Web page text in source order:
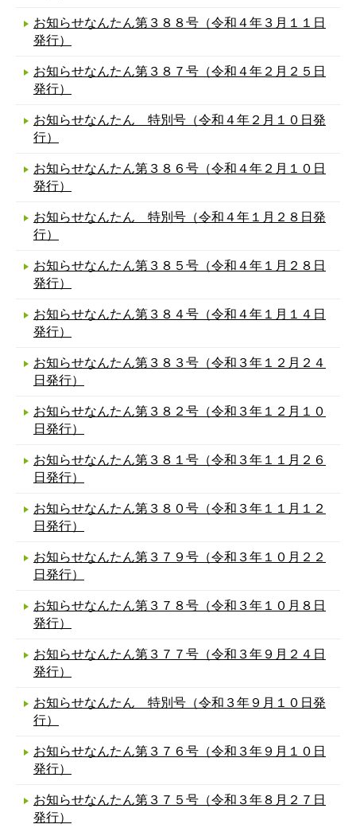
お知らせなんたん第３８８号（令和４年３月１１日
発行）
お知らせなんたん第３８７号（令和４年２月２５日
発行）
お知らせなんたん 特別号（令和４年２月１０日発
行）
お知らせなんたん第３８６号（令和４年２月１０日
発行）
お知らせなんたん 特別号（令和４年１月２８日発
行）
お知らせなんたん第３８５号（令和４年１月２８日
発行）
お知らせなんたん第３８４号（令和４年１月１４日
発行）
お知らせなんたん第３８３号（令和３年１２月２４
日発行）
お知らせなんたん第３８２号（令和３年１２月１０
日発行）
お知らせなんたん第３８１号（令和３年１１月２６
日発行）
お知らせなんたん第３８０号（令和３年１１月１２
日発行）
お知らせなんたん第３７９号（令和３年１０月２２
日発行）
お知らせなんたん第３７８号（令和３年１０月８日
発行）
お知らせなんたん第３７７号（令和３年９月２４日
発行）
お知らせなんたん 特別号（令和３年９月１０日発
行）
お知らせなんたん第３７６号（令和３年９月１０日
発行）
お知らせなんたん第３７５号（令和３年８月２７日
発行）